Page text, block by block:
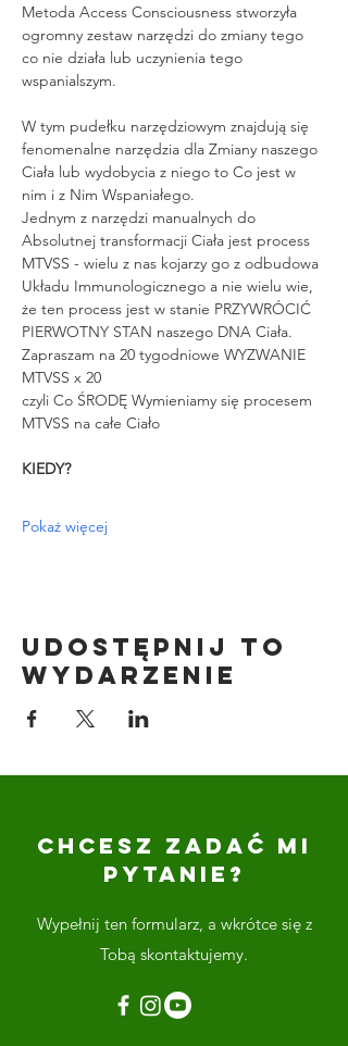
Metoda Access Consciousness stworzyła
ogromny zestaw narzędzi do zmiany tego
co nie działa lub uczynienia tego
wspanialszym.
W tym pudełku narzędziowym znajdują się
fenomenalne narzędzia dla Zmiany naszego
Ciała lub wydobycia z niego to Co jest w
nim i z Nim Wspaniałego.
Jednym z narzędzi manualnych do
Absolutnej transformacji Ciała jest process
MTVSS - wielu z nas kojarzy go z odbudowa
Układu Immunologicznego a nie wielu wie,
że ten process jest w stanie PRZYWRÓCIĆ
PIERWOTNY STAN naszego DNA Ciała.
Zapraszam na 20 tygodniowe WYZWANIE
MTVSS x 20
czyli Co ŚRODĘ Wymieniamy się procesem
MTVSS na całe Ciało
KIEDY?
Pokaż więcej
Udostępnij to
wydarzenie
CHCESZ ZADAĆ MI
PYTANIE?
Wypełnij ten formularz, a wkrótce się z
Tobą skontaktujemy.